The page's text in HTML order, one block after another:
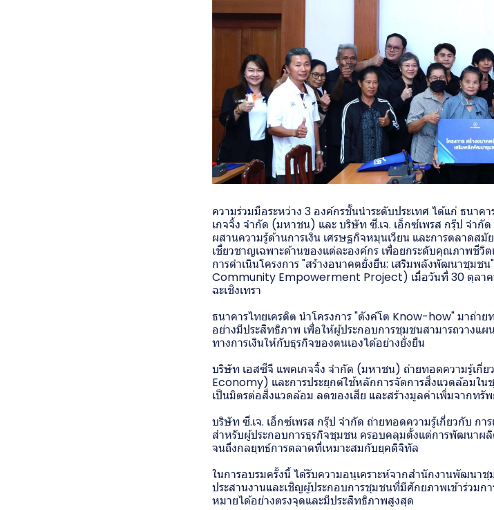
ความร่วมมือระหว่าง 3 องค์กรชั้นนำระดับประเทศ ได้แก่ ธนา
เกจจิ้ง จำกัด (มหาชน) และ บริษัท ซี.เจ. เอ็กซ์เพรส กรุ๊ป จำ
ผสานความรู้ด้านการเงิน เศรษฐกิจหมุนเวียน และการตลาดส
เชี่ยวชาญเฉพาะด้านของแต่ละองค์กร เพื่อยกระดับคุณภาพชี
การดำเนินโครงการ "สร้างอนาคตยั่งยืน: เสริมพลังพัฒนาชุม
Community Empowerment Project) เมื่อวันที่ 30 ตุลาค
ฉะเชิงเทรา
ธนาคารไทยเครดิต นำโครงการ "ตังค์โต Know-how" มาถ่าย
อย่างมีประสิทธิภาพ เพื่อให้ผู้ประกอบการชุมชนสามารถวางแผ
ทางการเงินให้กับธุรกิจของตนเองได้อย่างยั่งยืน
บริษัท เอสซีจี แพคเกจจิ้ง จำกัด (มหาชน) ถ่ายทอดความรู้เกี่
Economy) และการประยุกต์ใช้หลักการจัดการสิ่งแวดล้อมใน
เป็นมิตรต่อสิ่งแวดล้อม ลดของเสีย และสร้างมูลค่าเพิ่มจากทรั
บริษัท ซี.เจ. เอ็กซ์เพรส กรุ๊ป จำกัด ถ่ายทอดความรู้เกี่ยวกับ ก
สำหรับผู้ประกอบการธุรกิจชุมชน ครอบคลุมตั้งแต่การพัฒนาผ
จนถึงกลยุทธ์การตลาดที่เหมาะสมกับยุคดิจิทัล
ในการอบรมครั้งนี้ ได้รับความอนุเคราะห์จากสำนักงานพัฒนาชุ
ประสานงานและเชิญผู้ประกอบการชุมชนที่มีศักยภาพเข้าร่วมกา
หมายได้อย่างตรงจุดและมีประสิทธิภาพสูงสุด